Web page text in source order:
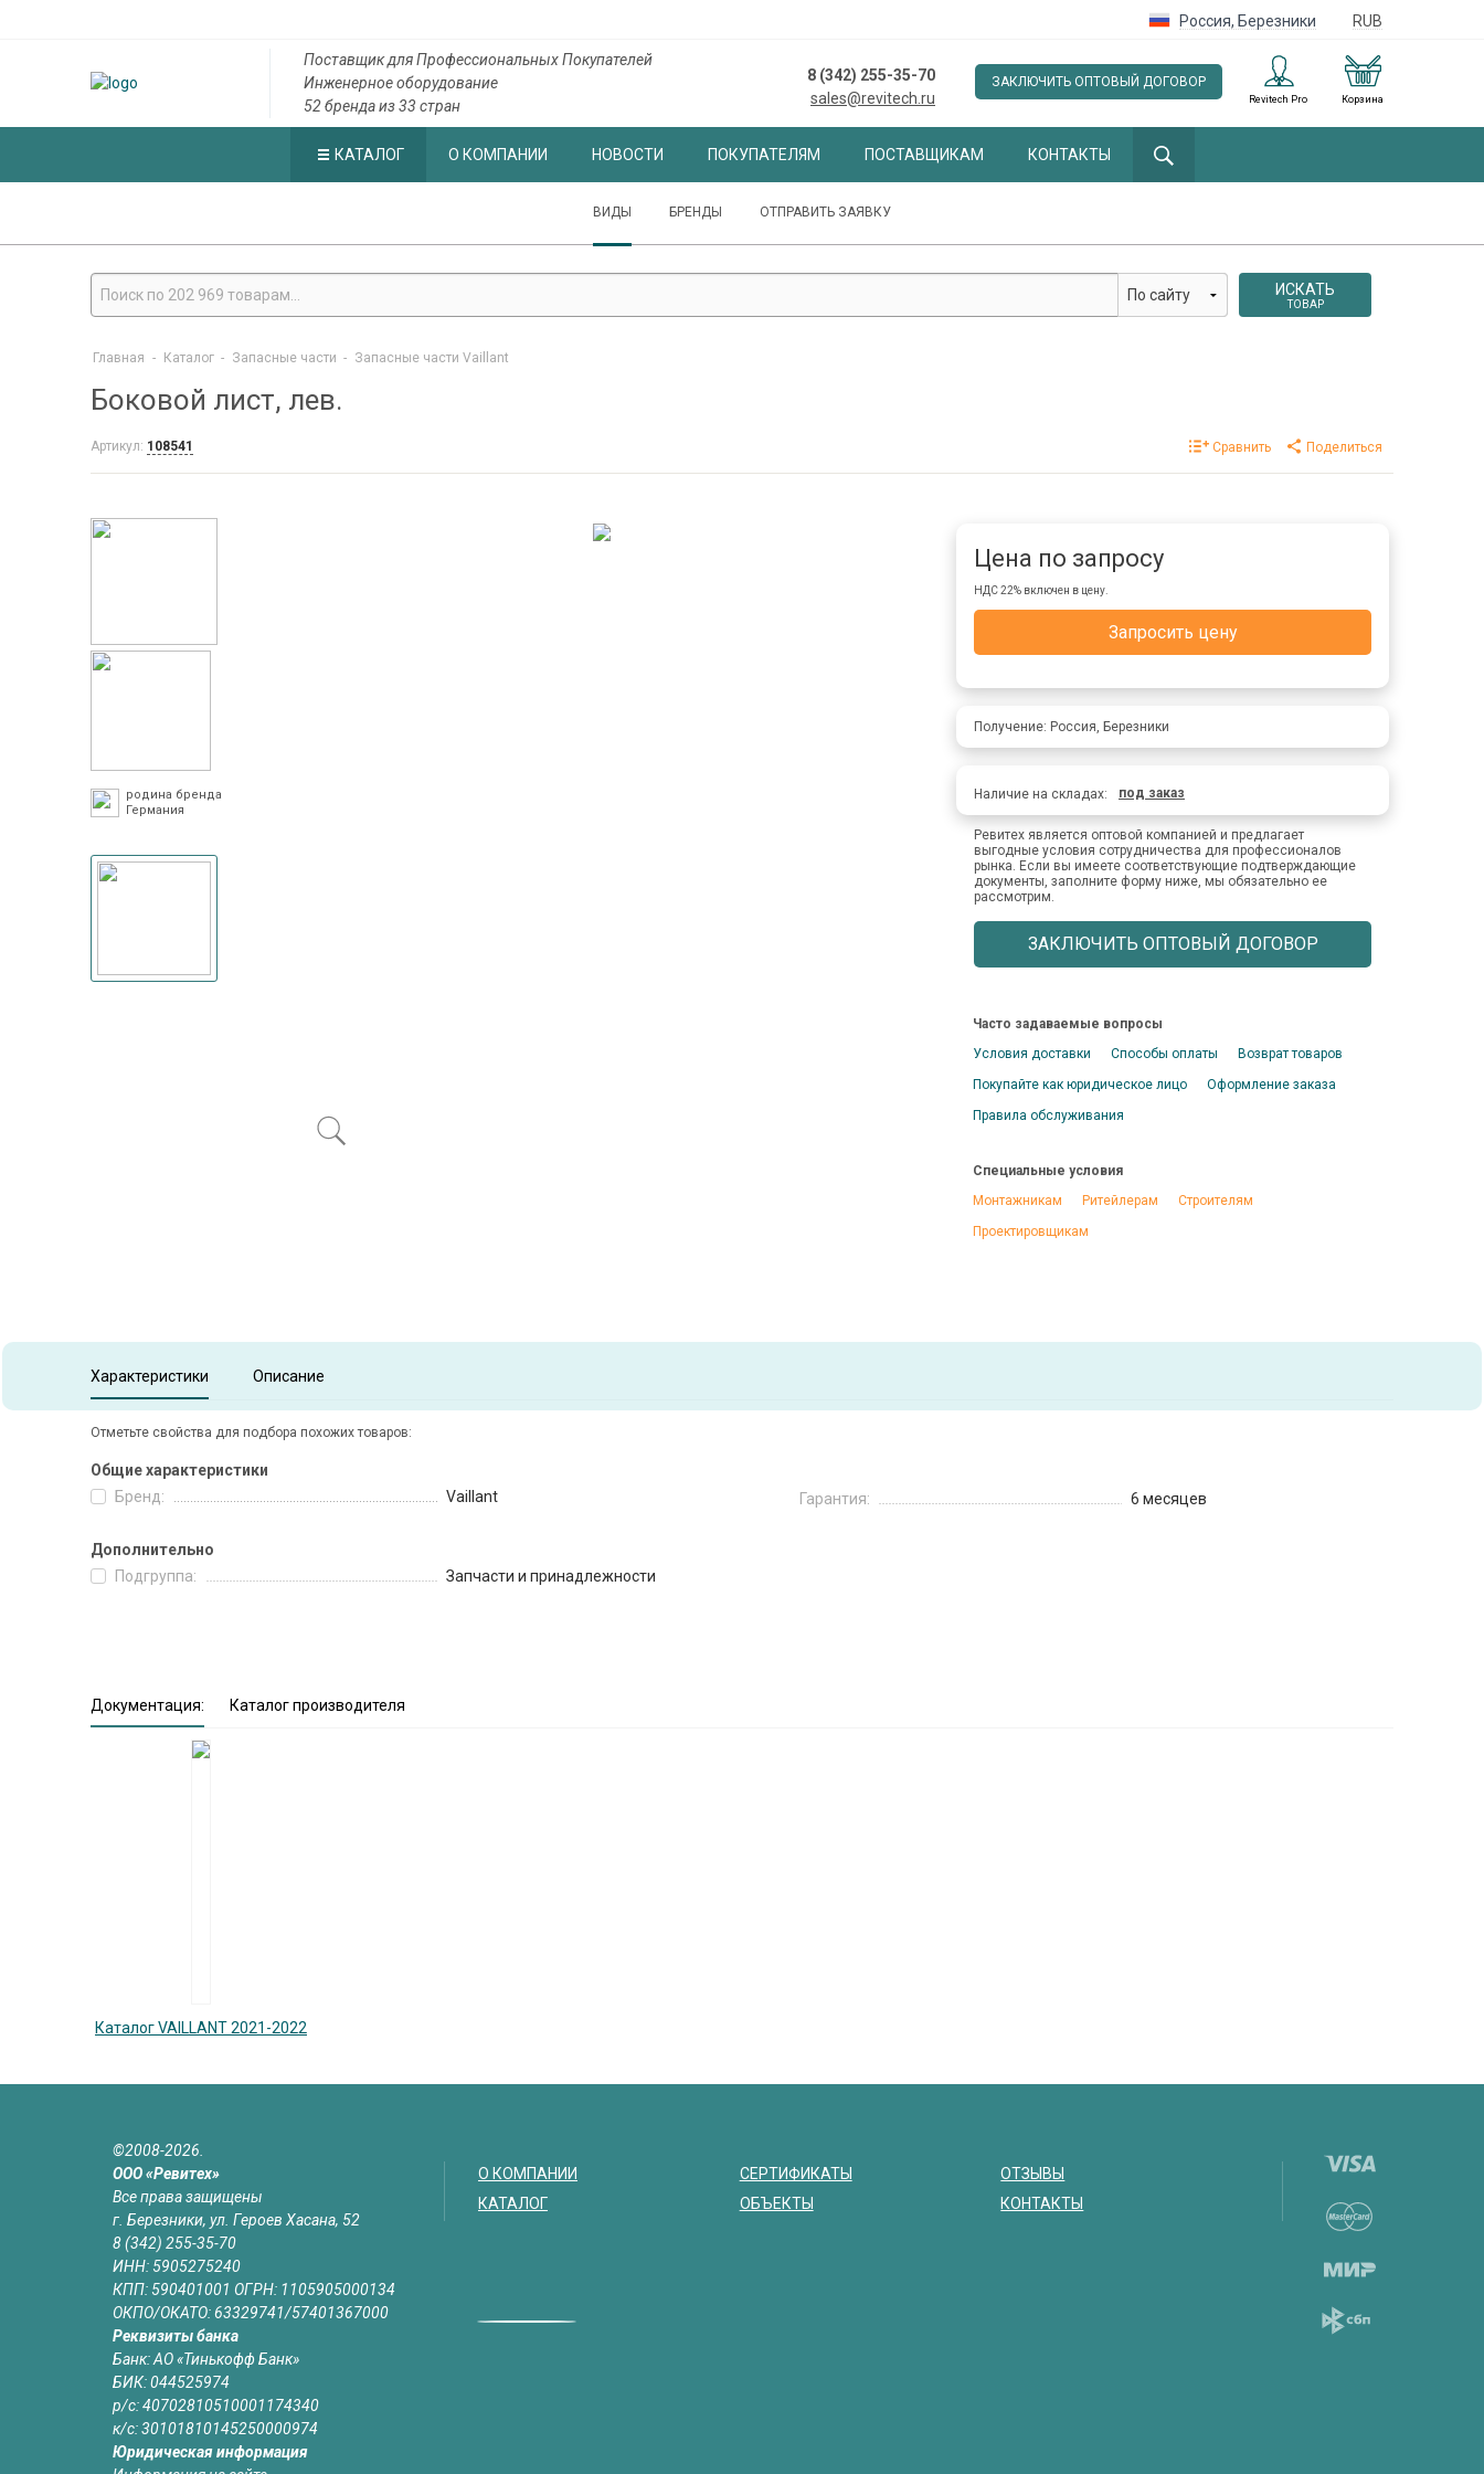
Россия, Березники RUB
Корзина
Revitech Pro
ЗАКЛЮЧИТЬ ОПТОВЫЙ ДОГОВОР
8 (342) 255-35-70
sales@revitech.ru
Поставщик для Профессиональных Покупателей
Инженерное оборудование
52 бренда из 33 стран
КАТАЛОГ О КОМПАНИИ НОВОСТИ ПОКУПАТЕЛЯМ ПОСТАВЩИКАМ КОНТАКТЫ
ВИДЫ БРЕНДЫ ОТПРАВИТЬ ЗАЯВКУ
ИСКАТЬ
ТОВАР
Главная - Каталог - Запасные части - Запасные части Vaillant
Боковой лист, лев.
Артикул: 108541 Сравнить Поделиться
родина бренда
Германия
Item 1 of 1
Цена по запросу
НДС 22% включен в цену.
Запросить цену
Получение: Россия, Березники
Наличие на складах: под заказ
Ревитех является оптовой компанией и предлагает
выгодные условия сотрудничества для профессионалов
рынка. Если вы имеете соответствующие подтверждающие
документы, заполните форму ниже, мы обязательно ее
рассмотрим.
ЗАКЛЮЧИТЬ ОПТОВЫЙ ДОГОВОР
Часто задаваемые вопросы
Условия доставки
Способы оплаты
Возврат товаров
Покупайте как юридическое лицо
Оформление заказа
Правила обслуживания
Специальные условия
Монтажникам
Ритейлерам
Строителям
Проектировщикам
Характеристики Описание
Отметьте свойства для подбора похожих товаров:
Общие характеристики
Бренд:
Vaillant Гарантия: 6 месяцев
Дополнительно
Подгруппа:
Запчасти и принадлежности
Документация: Каталог производителя
Каталог VAILLANT 2021-2022
©2008-2026.
ООО «Ревитех»
Все права защищены
г. Березники, ул. Героев Хасана, 52
8 (342) 255-35-70
ИНН: 5905275240
КПП: 590401001 ОГРН: 1105905000134
ОКПО/ОКАТО: 63329741/57401367000
Реквизиты банка
Банк: АО «Тинькофф Банк»
БИК: 044525974
р/с: 40702810510001174340
к/с: 30101810145250000974
Юридическая информация
О КОМПАНИИ
КАТАЛОГ
СЕРТИФИКАТЫ
ОБЪЕКТЫ
ОТЗЫВЫ
КОНТАКТЫ